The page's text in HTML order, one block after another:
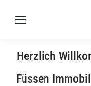
Herzlich
Füssen